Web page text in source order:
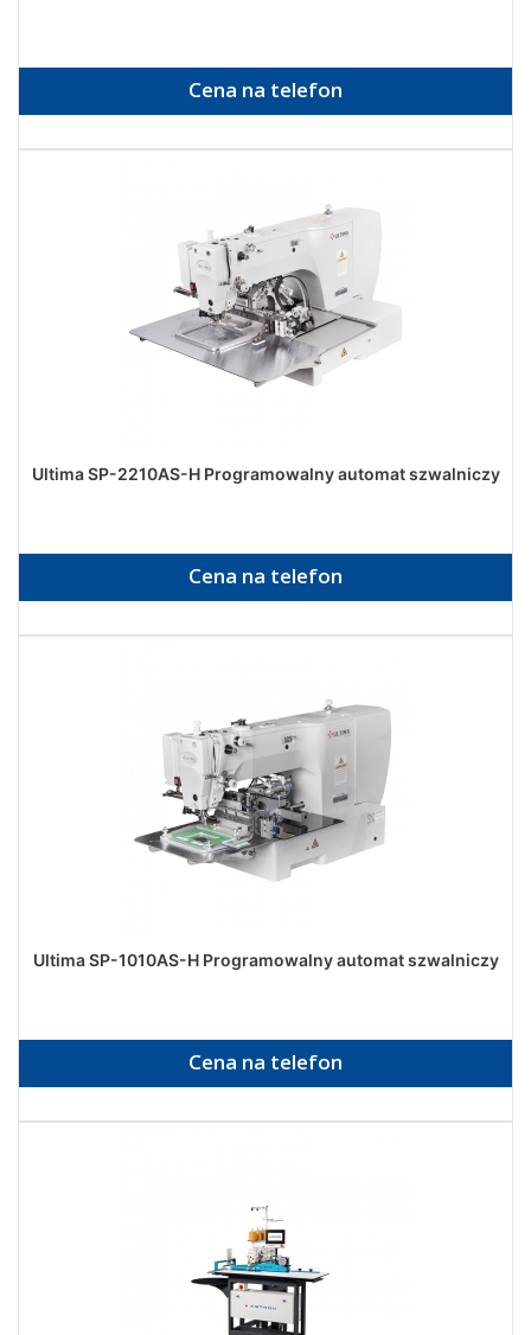
Cena na telefon
Ultima SP-2210AS-H Programowalny automat szwalniczy
Cena na telefon
Ultima SP-1010AS-H Programowalny automat szwalniczy
Cena na telefon